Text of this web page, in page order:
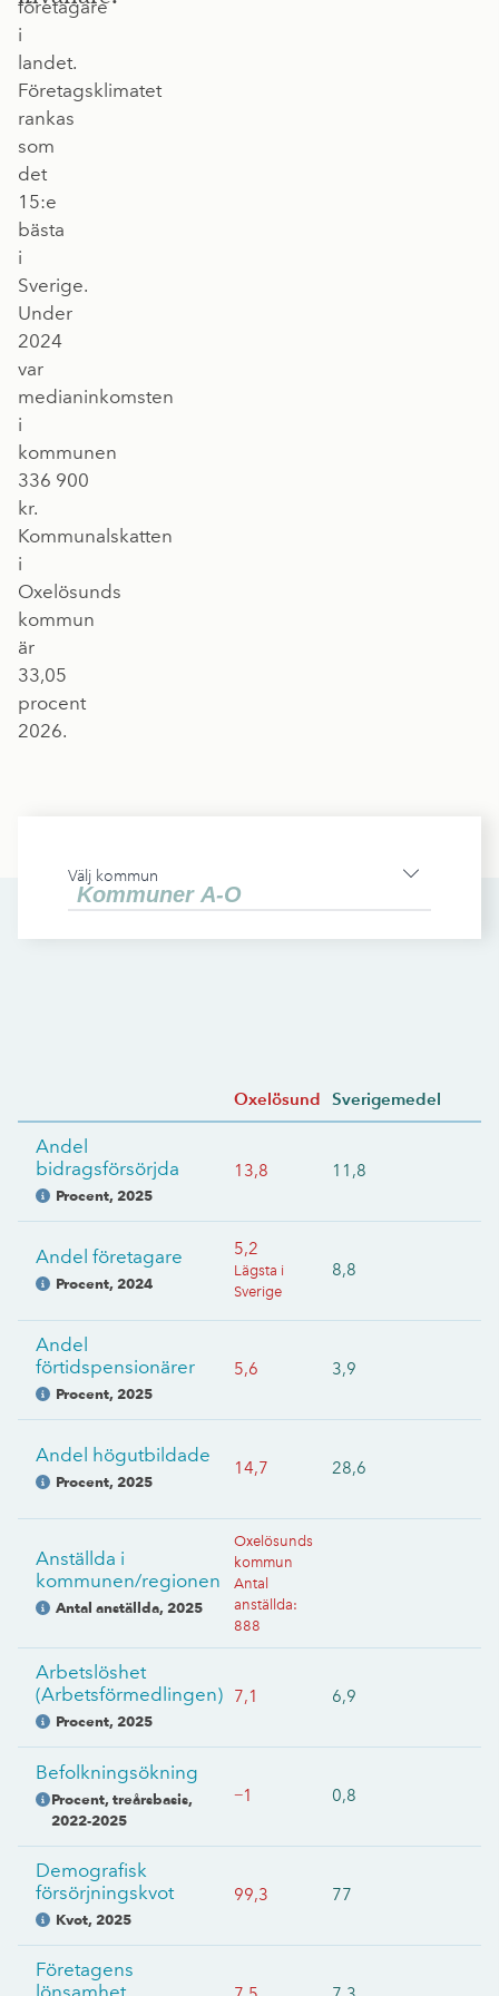
företagare
i
landet.
Företagsklimatet
rankas
som
det
15:e
bästa
i
Sverige.
Under
2024
var
medianinkomsten
i
kommunen
336 900
kr.
Kommunalskatten
i
Oxelösunds
kommun
är
33,05
procent
2026.
Välj kommun
Oxelösund Sverigemedel
Andel
bidragsförsörjda
Procent, 2025
13,8 11,8
Andel företagare
Procent, 2024
5,2
Lägsta i
Sverige
8,8
Andel
förtidspensionärer
Procent, 2025
5,6 3,9
Andel högutbildade
Procent, 2025
14,7 28,6
Anställda i
kommunen/regionen
Antal anställda, 2025
Oxelösunds
kommun
Antal
anställda:
888
Arbetslöshet
(Arbetsförmedlingen)
Procent, 2025
7,1 6,9
Befolkningsökning
Procent, treårsbasis,
2022-2025
−1 0,8
Demografisk
försörjningskvot
Kvot, 2025
99,3 77
Företagens